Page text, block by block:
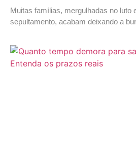
Muitas famílias, mergulhadas no luto
sepultamento, acabam deixando a